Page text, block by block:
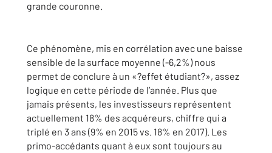
grande couronne.
Ce phénomène, mis en corrélation avec une baisse
sensible de la surface moyenne (-6,2%) nous
permet de conclure à un «?effet étudiant?», assez
logique en cette période de l’année. Plus que
jamais présents, les investisseurs représentent
actuellement 18% des acquéreurs, chiffre qui a
triplé en 3 ans (9% en 2015 vs. 18% en 2017). Les
primo-accédants quant à eux sont toujours au